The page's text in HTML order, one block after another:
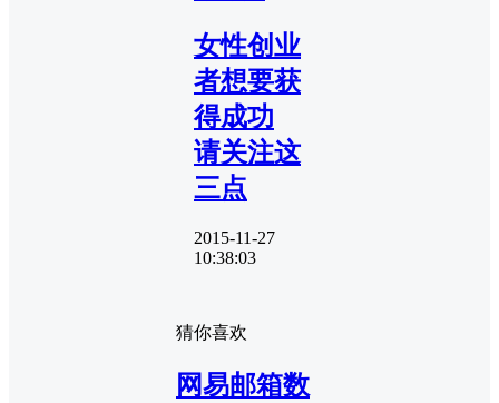
女性创业
者想要获
得成功
请关注这
三点
2015-11-27
10:38:03
猜你喜欢
网易邮箱数